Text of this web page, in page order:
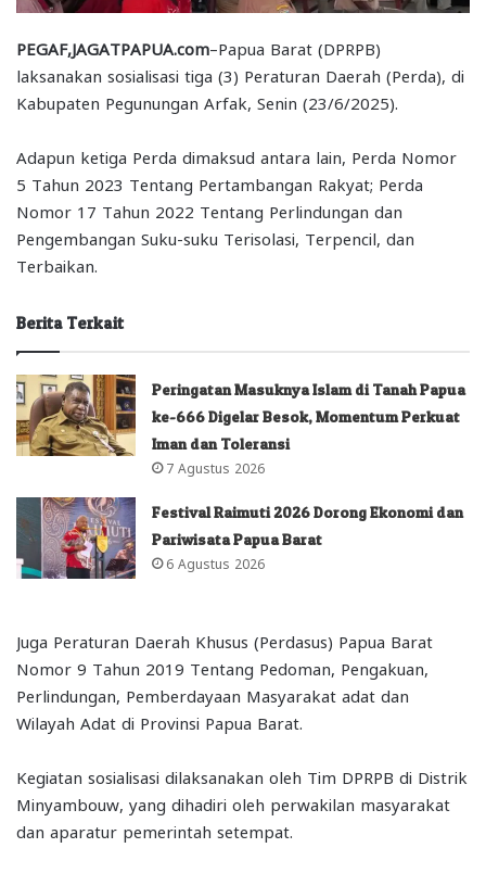
PEGAF,JAGATPAPUA.com–Papua Barat (DPRPB)
laksanakan sosialisasi tiga (3) Peraturan Daerah (Perda), di
Kabupaten Pegunungan Arfak, Senin (23/6/2025).
Adapun ketiga Perda dimaksud antara lain, Perda Nomor
5 Tahun 2023 Tentang Pertambangan Rakyat; Perda
Nomor 17 Tahun 2022 Tentang Perlindungan dan
Pengembangan Suku-suku Terisolasi, Terpencil, dan
Terbaikan.
Berita Terkait
Peringatan Masuknya Islam di Tanah Papua
ke-666 Digelar Besok, Momentum Perkuat
Iman dan Toleransi
7 Agustus 2026
Festival Raimuti 2026 Dorong Ekonomi dan
Pariwisata Papua Barat
6 Agustus 2026
Juga Peraturan Daerah Khusus (Perdasus) Papua Barat
Nomor 9 Tahun 2019 Tentang Pedoman, Pengakuan,
Perlindungan, Pemberdayaan Masyarakat adat dan
Wilayah Adat di Provinsi Papua Barat.
Kegiatan sosialisasi dilaksanakan oleh Tim DPRPB di Distrik
Minyambouw, yang dihadiri oleh perwakilan masyarakat
dan aparatur pemerintah setempat.